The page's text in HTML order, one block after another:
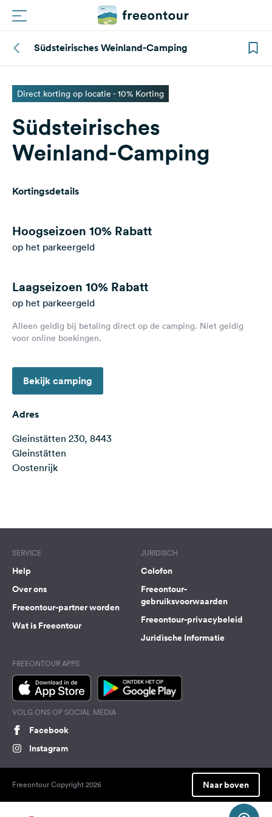
Campings
Magazine
Partners
Registreren
Nieuwsbrief
Feedback
Taal:
Nederlands
ons
op
social
Instagram
Südsteirisches Weinland-Camping
Direct korting op locatie - 10% Korting
Südsteirisches
Weinland-Camping
Kortingsdetails
Hoogseizoen 10% Rabatt
op het parkeergeld
Laagseizoen 10% Rabatt
op het parkeergeld
Alleen geldig bij betaling direct op de camping. Niet geldig
voor online boekingen.
Bekijk camping
Adres
Gleinstätten 230, 8443
Gleinstätten
Oostenrijk
SERVICE
Help
Over ons
Freeontour-partner worden
Wat is Freeontour
JURIDISCH
Colofon
Freeontour-
gebruiksvoorwaarden
Freeontour-privacybeleid
Juridische Informatie
FREEONTOUR APPS
VOLG ONS OP SOCIAL MEDIA
Facebook
Instagram
Freeontour Copyright 2026 Naar boven